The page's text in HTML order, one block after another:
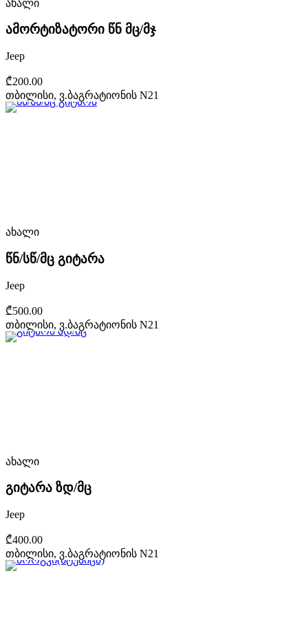
ახალი
ამორტიზატორი წნ მც/მჯ
Jeep
₾200.00
თბილისი, ვ.ბაგრატიონის N21
ახალი
წნ/სწ/მც გიტარა
Jeep
₾500.00
თბილისი, ვ.ბაგრატიონის N21
ახალი
გიტარა ზდ/მც
Jeep
₾400.00
თბილისი, ვ.ბაგრატიონის N21